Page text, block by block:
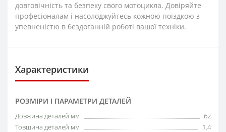
довговічність та безпеку свого мотоцикла. Довіряйте
професіоналам і насолоджуйтесь кожною поїздкою з
упевненістю в бездоганній роботі вашої техніки.
Характеристики
РОЗМІРИ І ПАРАМЕТРИ ДЕТАЛЕЙ
Довжина деталей мм
62
Товщина деталей мм
1.4